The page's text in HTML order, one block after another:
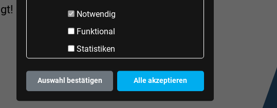
Notwendig
Funktional
Statistiken
Auswahl bestätigen Alle akzeptieren